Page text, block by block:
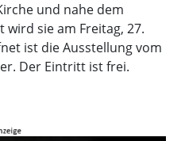
und nahe dem
sie am Freitag, 27.
ist die Ausstellung vom
Der Eintritt ist frei.